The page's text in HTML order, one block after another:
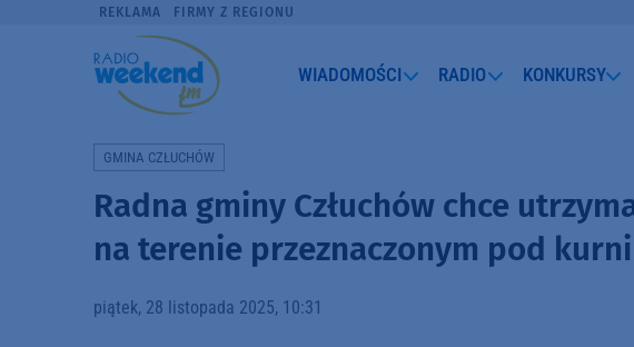
REKLAMA FIRMY Z REGIONU
WIADOMOŚCI RADIO KONKURSY
GMINA CZŁUCHÓW
Radna gminy Człuchów chce
na terenie przeznaczonym pod
piątek, 28 listopada 2025, 10:31